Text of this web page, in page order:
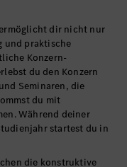
dir nicht nur
und praktische
Konzern-
du den Konzern
Seminaren, die
du mit
Während deiner
startest du in
die konstruktive